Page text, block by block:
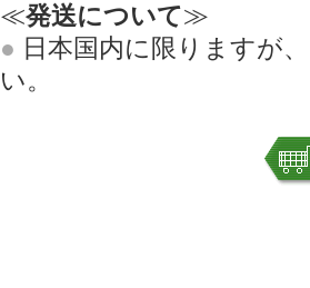
≪発送について≫
● 日本国内に限りますが
い。